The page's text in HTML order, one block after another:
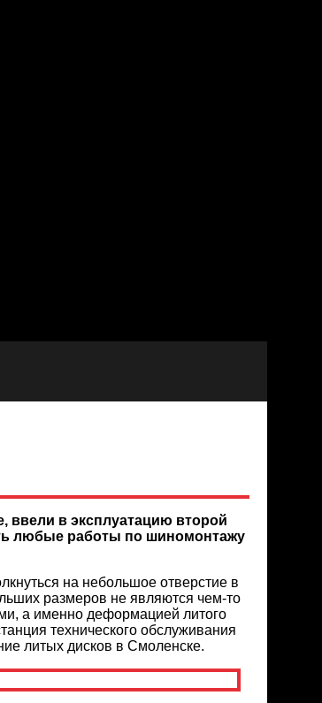
ввели в эксплуатацию второй
любые работы по шиномонтажу
на небольшое отверстие в
размеров не являются чем-то
а именно деформацией литого
технического обслуживания
литых дисков в Смоленске.